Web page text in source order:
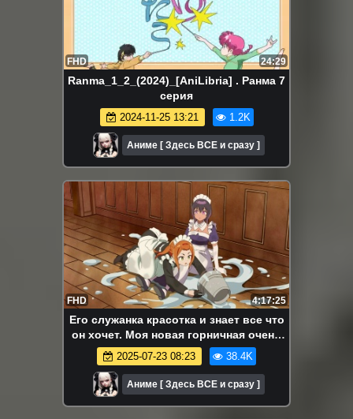
FHD 24:29
Ranma_1_2_(2024)_[AniLibria] . Ранма 7
серия
2024-11-25 13:21 1.2K
Аниме [ Здесь ВСЕ и сразу ]
FHD 4:17:25
Его служанка красотка и знает все что
он хочет. Моя новая горничная очень
подозрительна. Аниме-марафон. Все
серии подряд.
2025-07-23 08:23 38.4K
Аниме [ Здесь ВСЕ и сразу ]